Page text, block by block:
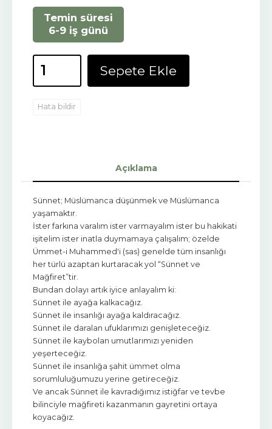
Temin süresi
6-9 iş günü
Sepete Ekle
Hata bildir
Açıklama
Sünnet; Müslümanca düşünmek ve Müslümanca
yaşamaktır.
İster farkına varalım ister varmayalım ister bu hakikati
işitelim ister inatla duymamaya çalışalım; özelde
Ümmet-i Muhammed'i (sas) genelde tüm insanlığı
her türlü azaptan kurtaracak yol “Sünnet ve
Mağfiret”tir.
Bundan dolayı artık iyice anlayalım ki:
Sünnet ile ayağa kalkacağız.
Sünnet ile insanlığı ayağa kaldıracağız.
Sünnet ile daralan ufuklarımızı genişleteceğiz.
Sünnet ile kaybolan umutlarımızı yeniden
yeşerteceğiz.
Sünnet ile insanlığa şahit ümmet olma
sorumluluğumuzu yerine getireceğiz.
Ve ancak Sünnet ile kavradığımız istiğfar ve tevbe
bilinciyle mağfireti kazanmanın gayretini ortaya
koyacağız.